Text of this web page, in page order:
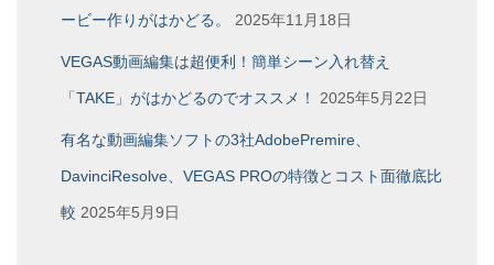
ービー作りがはかどる。 2025年11月18日
VEGAS動画編集は超便利！簡単シーン入れ替え
「TAKE」がはかどるのでオススメ！ 2025年5月22日
有名な動画編集ソフトの3社AdobePremire、
DavinciResolve、VEGAS PROの特徴とコスト面徹底比
較 2025年5月9日